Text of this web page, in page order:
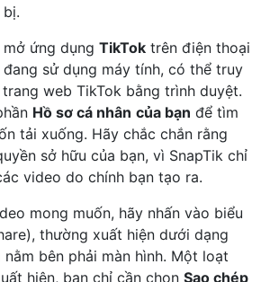
ứng dụng TikTok trên điện thoại
đang sử dụng máy tính, có thể truy
web TikTok bằng trình duyệt.
Hồ sơ cá nhân của bạn để tìm
tải xuống. Hãy chắc chắn rằng
sở hữu của bạn, vì SnapTik chỉ
video do chính bạn tạo ra.
mong muốn, hãy nhấn vào biểu
thường xuất hiện dưới dạng
bên phải màn hình. Một loạt
hiện, bạn chỉ cần chọn Sao chép